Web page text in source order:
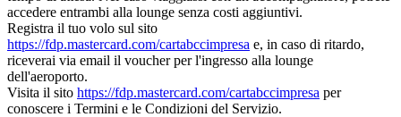
accedere entrambi alla lounge senza costi aggiuntivi.
Registra il tuo volo sul sito
https://fdp.mastercard.com/cartabccimpresa e, in caso di ritardo,
riceverai via email il voucher per l'ingresso alla lounge
dell'aeroporto.
Visita il sito https://fdp.mastercard.com/cartabccimpresa per
conoscere i Termini e le Condizioni del Servizio.